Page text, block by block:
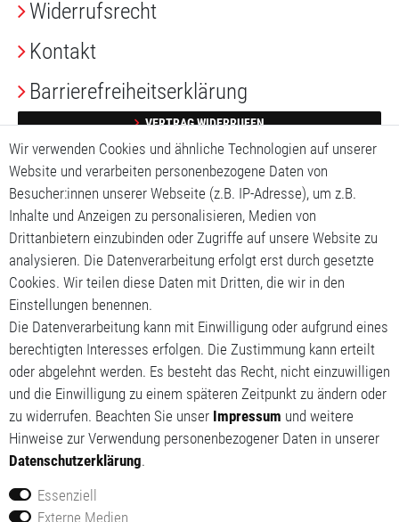
Widerrufs­recht
Kontakt
Barrierefreiheitserklärung
VERTRAG WIDERRUFEN
Impressum
Daten­schutz­erklärung
AGB
Mein Konto
Mein Warenkorb
Meine Wunschliste
Wir verwenden Cookies und ähnliche Technologien auf unserer
Website und verarbeiten personenbezogene Daten von
Besucher:innen unserer Webseite (z.B. IP-Adresse), um z.B.
Inhalte und Anzeigen zu personalisieren, Medien von
Drittanbietern einzubinden oder Zugriffe auf unsere Website zu
analysieren. Die Datenverarbeitung erfolgt erst durch gesetzte
Cookies. Wir teilen diese Daten mit Dritten, die wir in den
Einstellungen benennen.
Die Datenverarbeitung kann mit Einwilligung oder aufgrund eines
berechtigten Interesses erfolgen. Die Zustimmung kann erteilt
oder abgelehnt werden. Es besteht das Recht, nicht einzuwilligen
und die Einwilligung zu einem späteren Zeitpunkt zu ändern oder
zu widerrufen. Beachten Sie unser Impressum und weitere
Hinweise zur Verwendung personenbezogener Daten in unserer
Daten­schutz­erklärung.
Essenziell
Externe Medien